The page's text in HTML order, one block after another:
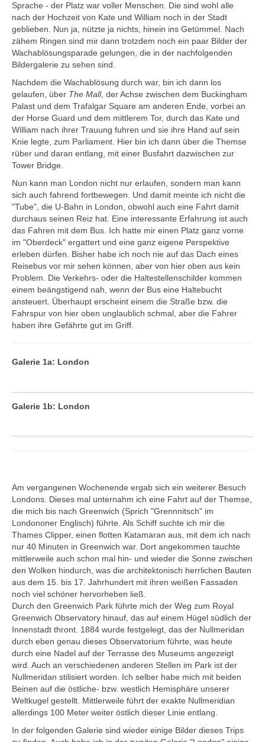
Wodonga + Great Ocean Road
Australiens Südwesten
Europa
Bulgarien
Sofia
Dänemark
Impressionen NWJütland
DK-WoMoTour-2021
Deutschland
Hamburg
Lübeck
München
WoMo Tour 2021
WoMo Tour Heide
Großbritannien
London
Londons Umgebung
Estland
Frankreich
Cavaglia
Mailand / Lago Maggiore
Rom
Venedig
Irland
Mahon
Niederlande
Amsterdam
Norwegen
Harstadt
Österreich
Salzburg
Sprache - der Platz war voller Menschen. Die sind wohl alle
nach der Hochzeit von Kate und William noch in der Stadt
geblieben. Nun ja, nützte ja nichts, hinein ins Getümmel. Nach
zähem Ringen sind mir dann trotzdem noch ein paar Bilder der
Wachablösungsparade gelungen, die in der nachfolgenden
Bildergalerie zu sehen sind.
Nachdem die Wachablösung durch war, bin ich dann los
gelaufen, über The Mall, der Achse zwischen dem Buckingham
Palast und dem Trafalgar Square am anderen Ende, vorbei an
der Horse Guard und dem mittlerem Tor, durch das Kate und
William nach ihrer Trauung fuhren und sie ihre Hand auf sein
Knie legte, zum Parliament. Hier bin ich dann über die Themse
rüber und daran entlang, mit einer Busfahrt dazwischen zur
Tower Bridge.
Nun kann man London nicht nur erlaufen, sondern man kann
sich auch fahrend fortbewegen. Und damit meinte ich nicht die
"Tube", die U-Bahn in London, obwohl auch eine Fahrt damit
durchaus seinen Reiz hat. Eine interessante Erfahrung ist auch
das Fahren mit dem Bus. Ich hatte mir einen Platz ganz vorne
im "Oberdeck" ergattert und eine ganz eigene Perspektive
erleben dürfen. Bisher habe ich noch nie auf das Dach eines
Reisebus vor mir sehen können, aber von hier oben aus kein
Problem. Die Verkehrs- oder die Haltestellenschilder kommen
einem beängstigend nah, wenn der Bus eine Haltebucht
ansteuert. Überhaupt erscheint einem die Straße bzw. die
Fahrspur von hier oben unglaublich schmal, aber die Fahrer
haben ihre Gefährte gut im Griff.
Galerie 1a: London
Galerie 1b: London
Am vergangenen Wochenende ergab sich ein weiterer Besuch
Londons. Dieses mal unternahm ich eine Fahrt auf der Themse,
die mich bis nach Greenwich (Sprich "Grennnitsch" im
Londononer Englisch) führte. Als Schiff suchte ich mir die
Thames Clipper, einen flotten Katamaran aus, mit dem ich nach
nur 40 Minuten in Greenwich war. Dort angekommen tauchte
mittlerweile auch schon mal hin- und wieder die Sonne zwischen
den Wolken hindurch, was die architektonisch herrlichen Bauten
aus dem 15. bis 17. Jahrhundert mit ihren weißen Fassaden
noch viel schöner hervorheben ließ.
Durch den Greenwich Park führte mich der Weg zum Royal
Greenwich Observatory hinauf, das auf einem Hügel südlich der
Innenstadt thront. 1884 wurde festgelegt, das der Nullmeridan
durch eben genau dieses Observatorium führte, was heute
durch eine Nadel auf der Terrasse des Museums angezeigt
wird. Auch an verschiedenen anderen Stellen im Park ist der
Nullmeridan stilisiert worden. Ich selber habe mich mit beiden
Beinen auf die östliche- bzw. westlich Hemisphäre unserer
Weltkugel gestellt. Mittlerweile führt der exakte Nullmeridian
allerdings 100 Meter weiter östlich dieser Linie entlang.
In der folgenden Galerie sind wieder einige Bilder dieses Trips